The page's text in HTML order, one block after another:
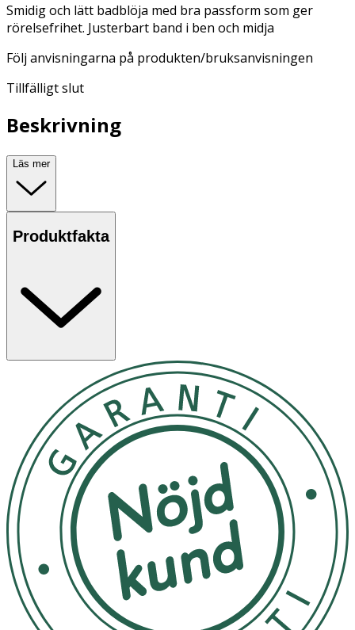
Smidig och lätt badblöja med bra passform som ger
rörelsefrihet. Justerbart band i ben och midja
Följ anvisningarna på produkten/bruksanvisningen
Tillfälligt slut
Beskrivning
Läs mer
Produktfakta